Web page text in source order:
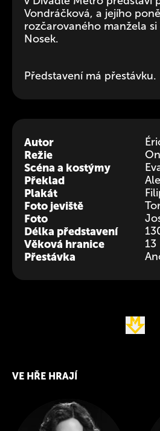
Vondráčková, a jejího
rozčarovaného manžela
Nosek.
Představení má přestávku.
Autor
Režie
Scéna a kostýmy
Překlad
Plakát
Foto jeviště
Foto
Délka představení
Věková hranice 13
Přestávka
VE HŘE HRAJÍ